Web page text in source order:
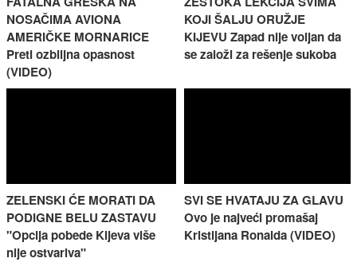
NOSAČIMA AVIONA
AMERIČKE MORNARICE
Preti ozbiljna opasnost
(VIDEO)
KOJI ŠALJU ORUŽJE
KIJEVU Zapad nije voljan da
se založi za rešenje sukoba
ZELENSKI ĆE MORATI DA
PODIGNE BELU ZASTAVU
"Opcija pobede Kijeva više
nije ostvariva"
SVI SE HVATAJU ZA GLAVU
Ovo je najveći promašaj
Kristijana Ronalda (VIDEO)